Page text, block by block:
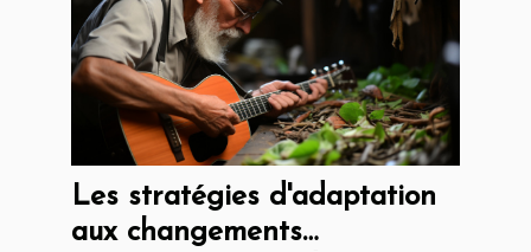
Les stratégies d'adaptation
aux changements